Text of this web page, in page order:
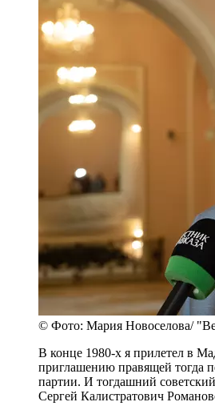
© Фото: Мария Новоселова/
В конце 1980-х я прилетел в
приглашению правящей тогда
партии. И тогдашний
Сергей Калистратович